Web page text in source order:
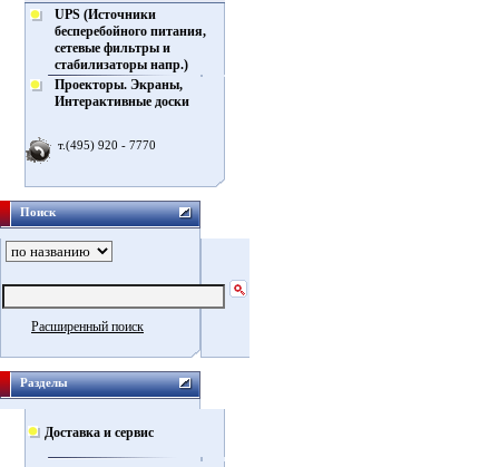
UPS (Источники
бесперебойного питания,
сетевые фильтры и
стабилизаторы напр.)
Проекторы. Экраны,
Интерактивные доски
т.(495) 920 - 7770
Поиск
Расширенный поиск
Разделы
Доставка и сервис